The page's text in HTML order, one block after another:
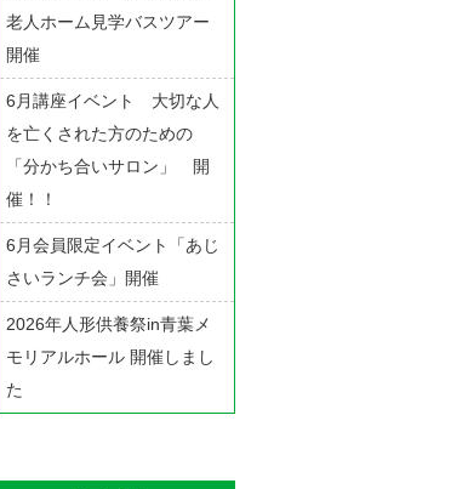
老人ホーム見学バスツアー
開催
6月講座イベント 大切な人
を亡くされた方のための
「分かち合いサロン」 開
催！！
6月会員限定イベント「あじ
さいランチ会」開催
2026年人形供養祭in青葉メ
モリアルホール 開催しまし
た